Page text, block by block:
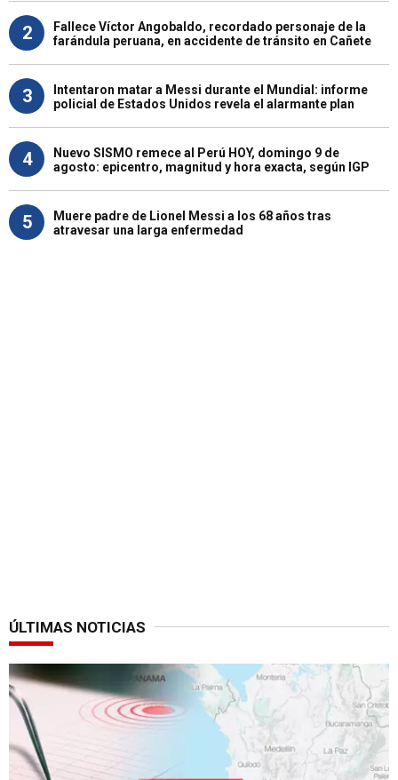
2
Fallece Víctor Angobaldo, recordado personaje de la
farándula peruana, en accidente de tránsito en Cañete
3
Intentaron matar a Messi durante el Mundial: informe
policial de Estados Unidos revela el alarmante plan
4
Nuevo SISMO remece al Perú HOY, domingo 9 de
agosto: epicentro, magnitud y hora exacta, según IGP
5
Muere padre de Lionel Messi a los 68 años tras
atravesar una larga enfermedad
ÚLTIMAS NOTICIAS